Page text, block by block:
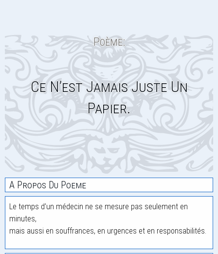
Poème:
Ce N’est Jamais Juste Un
Papier.
A Propos Du Poeme
Le temps d’un médecin ne se mesure pas seulement en
minutes,
mais aussi en souffrances, en urgences et en responsabilités.